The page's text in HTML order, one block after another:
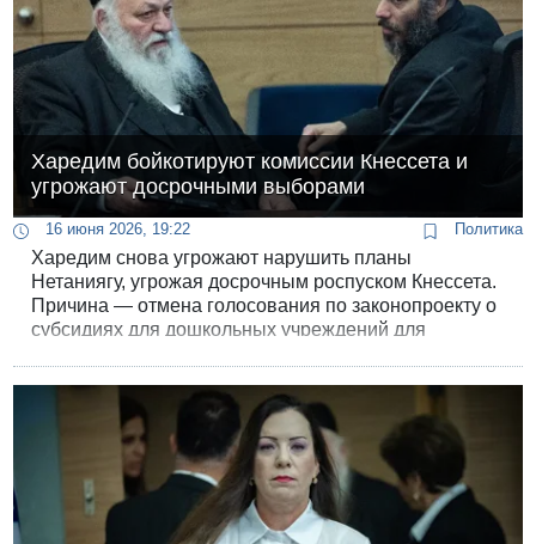
Харедим бойкотируют комиссии Кнессета и
угрожают досрочными выборами
16 июня 2026, 19:22 Политика
Харедим снова угрожают нарушить планы
Нетаниягу, угрожая досрочным роспуском Кнессета.
Причина — отмена голосования по законопроекту о
субсидиях для дошкольных учреждений для